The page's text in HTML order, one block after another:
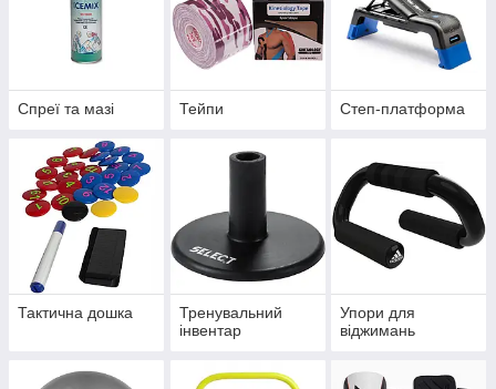
Спреї та мазі Тейпи Степ-платформа
Тактична дошка
Тренувальний
інвентар
Упори для
віджимань